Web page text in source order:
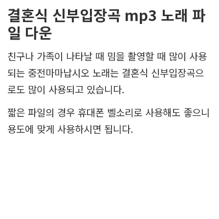
결혼식 신부입장곡 mp3 노래 파
일 다운
친구나 가족이 나타날 때 밈을 촬영할 때 많이 사용
되는 중전마마납시오 노래는 결혼식 신부입장곡으
로도 많이 사용되고 있습니다.
짧은 파일의 경우 휴대폰 벨소리로 사용해도 좋으니
용도에 맞게 사용하시면 됩니다.